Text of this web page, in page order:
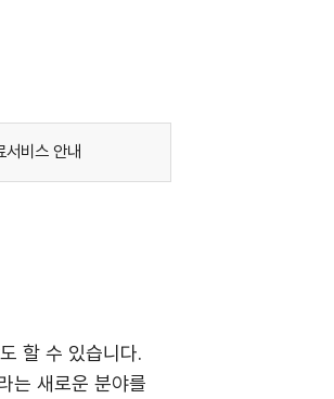
서비스 안내
할 수 있습니다.
는 새로운 분야를